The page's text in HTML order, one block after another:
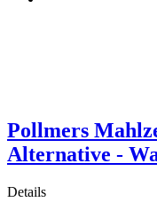
Pollmers
Alternative -
Details